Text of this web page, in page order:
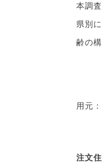
本調
県別
齢の
用元：
注文